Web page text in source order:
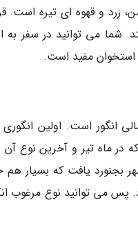
و قهوه ای تیره است.
می توانید در سفر به
استخوان مفید است.
انگور است. اولین
ماه تیر و آخرین نوع آن
شهر بجنورد یافت که
پس می توانید نوع مرغوب